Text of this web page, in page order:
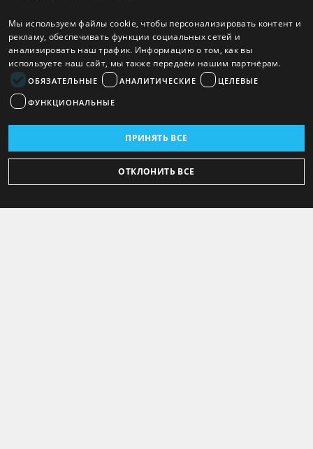
Мы используем файлы cookie, чтобы персонализировать контент и
рекламу, обеспечивать функции социальных сетей и
анализировать наш трафик. Информацию о том, как вы
используете наш сайт, мы также передаём нашим партнёрам.
ОБЯЗАТЕЛЬНЫЕ АНАЛИТИЧЕСКИЕ ЦЕЛЕВЫЕ
ФУНКЦИОНАЛЬНЫЕ
ПРИНЯТЬ ВСЕ
ОТКЛОНИТЬ ВСЕ